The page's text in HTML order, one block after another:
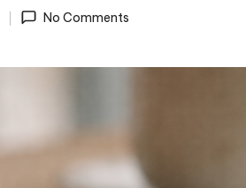
No Comments